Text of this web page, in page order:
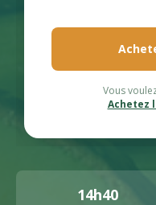
Vous
Achetez
14h40